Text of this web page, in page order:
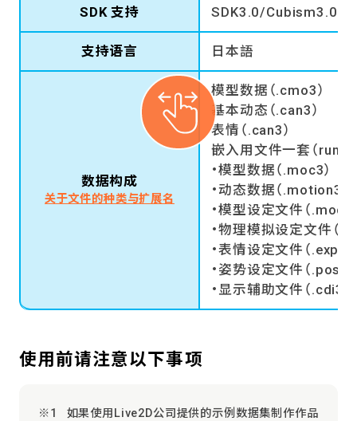
SDK 支持 SDK3.0/
支持语言 日本語
数据构成
关于文件的种类与扩展名
模型数据（.cmo3）
基本动态（.can3）
表情（.can3）
嵌入用文件一套（
・模型数据（.moc3）
・动态数据（
・模型设定文件（
・物理模拟设定文件（
・表情设定文件（
・姿势设定文件（
・显示辅助文件（
使用前请注意以下事项
如果使用Live2D公司提供的示例数据集制作作品